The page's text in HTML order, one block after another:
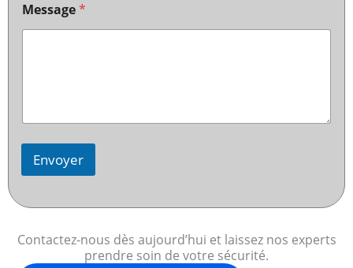
Message*
Envoyer
Contactez-nous dès aujourd’hui et laissez nos experts
prendre soin de votre sécurité.